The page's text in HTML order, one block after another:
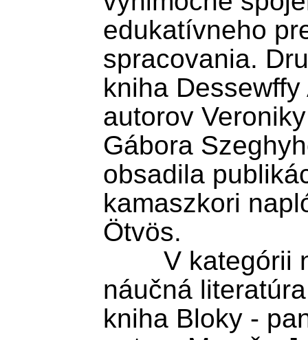
edukatívneho
spracovania.
kniha
autorov
Gábora
obsadila
kamaszkori
Ötvös.
náučná
kniha Bloky -